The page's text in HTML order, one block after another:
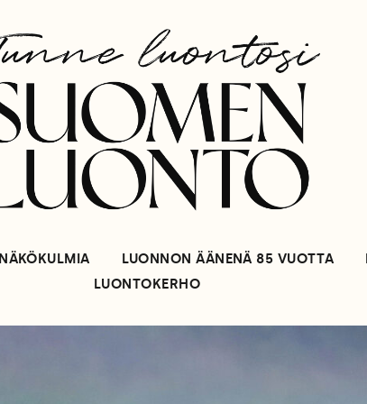
NÄKÖKULMIA LUONNON ÄÄNENÄ 85 VUOTTA
LUONTOKERHO